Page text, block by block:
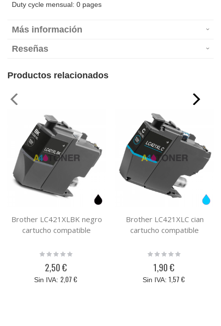
Duty cycle mensual: 0 pages
Más información
Reseñas
Productos relacionados
Brother LC421XLBK negro
cartucho compatible
Rating:
2,50 €
2,07 €
Brother LC421XLC cian
cartucho compatible
Rating:
1,90 €
1,57 €